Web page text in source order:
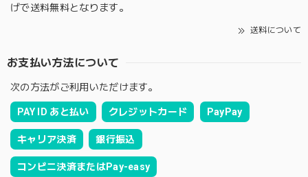
げで送料無料となります。
送料について
お支払い方法について
次の方法がご利用いただけます。
PAY ID あと払い クレジットカード PayPay
キャリア決済 銀行振込
コンビニ決済またはPay-easy